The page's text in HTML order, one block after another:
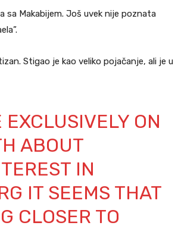
sa Makabijem. Još uvek nije poznata
Stigao je kao veliko pojačanje, ali je u
ON
ABOUT
IN
IT SEEMS THAT
CLOSER TO